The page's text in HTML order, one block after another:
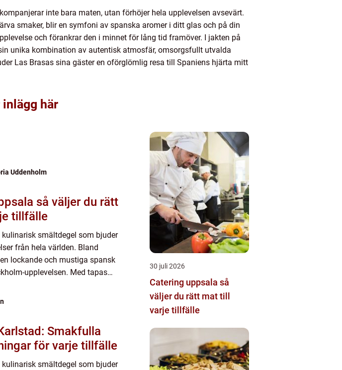
inte bara maten, utan förhöjer hela upplevelsen avsevärt.
smaker, blir en symfoni av spanska aromer i ditt glas och på din
och förankrar den i minnet för lång tid framöver. I jakten på
unika kombination av autentisk atmosfär, omsorgsfullt utvalda
Las Brasas sina gäster en oförglömlig resa till Spaniens hjärta mitt
här
Uddenholm
du rätt
tillfälle
smältdegel som bjuder
från hela världen. Bland
lockande och mustiga spansk
upplevelsen. Med tapas
Smakfulla
för varje tillfälle
smältdegel som bjuder
30 juli 2026
Catering uppsala så
väljer du rätt mat till
varje tillfälle